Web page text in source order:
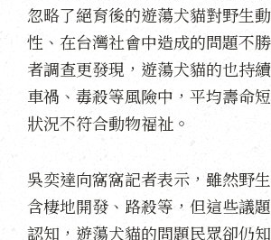
忽略了絕育後的遊蕩犬貓對野生
性、在台灣社會中造成的問題不
者調查更發現，遊蕩犬貓的也持
車禍、毒殺等風險中，平均壽命
狀況不符合動物福祉。
吳奕達向窩窩記者表示，雖然野
含棲地開發、路殺等，但這些議
認知，遊蕩犬貓的問題民眾卻仍